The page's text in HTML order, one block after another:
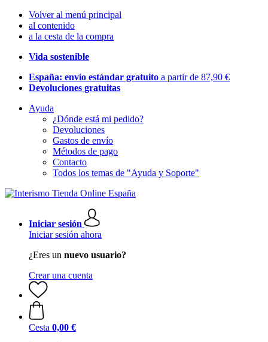
Volver al menú principal
al contenido
a la cesta de la compra
Vida sostenible
España: envío estándar gratuito a partir de 87,90 €
Devoluciones gratuitas
Ayuda
¿Dónde está mi pedido?
Devoluciones
Gastos de envío
Métodos de pago
Contacto
Todos los temas de "Ayuda y Soporte"
Iniciar sesión
Iniciar sesión ahora
¿Eres un nuevo usuario?
Crear una cuenta
Cesta 0,00 €